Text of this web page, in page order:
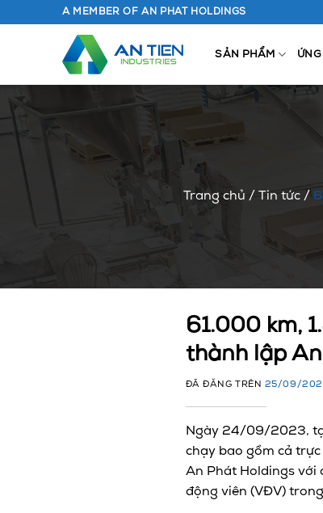
A MEMBER OF AN PHAT HOLDINGS
SẢN PHẨM
Trang chủ / Tin tức/
61.000 km,
thành lập
ĐÃ ĐĂNG TRÊN 25/09/
Ngày 24/09/2023, tại
chạy bao gồm cả
An Phát Holdings với
động viên (VĐV)